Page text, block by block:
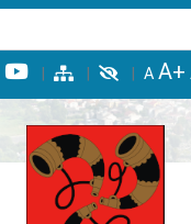
Wróć na początek strony
Przejdź do treści głównej
Przejdź do stopki
Przejdź do menu górnego
Przejdź do mapy serwisu